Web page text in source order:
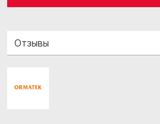
Отзывы